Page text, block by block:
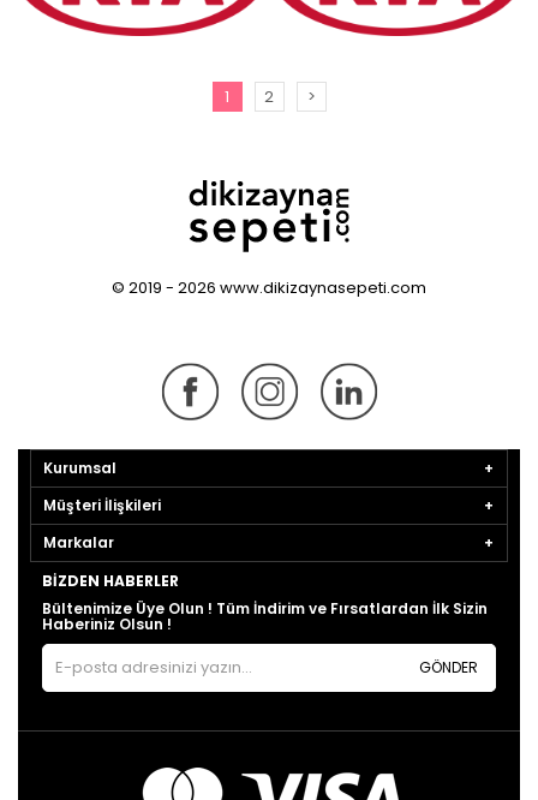
1 2 >
© 2019 - 2026 www.dikizaynasepeti.com
Kurumsal
Müşteri İlişkileri
Markalar
BIZDEN HABERLER
Bültenimize Üye Olun ! Tüm İndirim ve Fırsatlardan İlk Sizin
Haberiniz Olsun !
GÖNDER